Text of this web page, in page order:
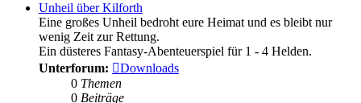
Unheil über Kilforth
Eine großes Unheil bedroht eure Heimat und es bleibt nur
wenig Zeit zur Rettung.
Ein düsteres Fantasy-Abenteuerspiel für 1 - 4 Helden.
Unterforum:
Downloads
0 Themen
0 Beiträge